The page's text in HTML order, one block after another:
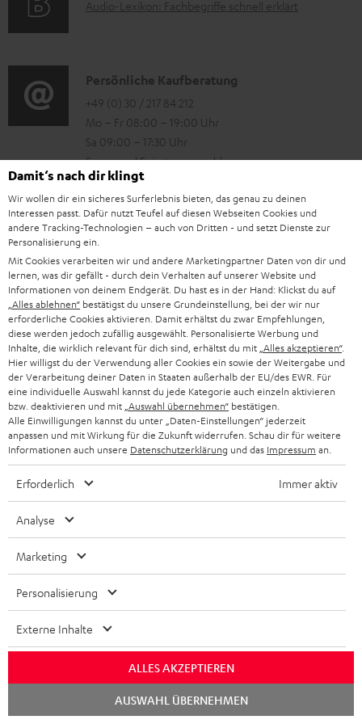
n
m
V
e
r
a
n
d
i
e
n
z
u
r
G
a
r
a
n
t
i
e
t
g
e
r
ä
t
e
R
ü
c
k
n
a
h
m
e
A
i
o
-
L
e
x
i
k
o
n
Audio-Lexikon: Fachbegriffe schnell erklärt
K
o
n
t
a
k
t
d
a
t
e
n
Persönliche Kaufberatung
+49 (0) 30 / 217 84 212
Mo – Fr 08:00 – 19:00 Uhr
Sa 09:00 – 17:30 Uhr
Sonn- und Feiertage geschlossen
Teufel Support
Häufige Fragen
Kontakt
Store Finder
Erlebe unsere Produkte hautnah und lass dich
persönlich im Store beraten.
Übersicht
1Gültig bis längstens zum 15.08.2026 23:59 Uhr.Eine Barauszahlung ist nicht
möglich. Der Gutschein gilt nur für Privatkunden. Kann nicht in
Kombination mit anderen Aktionsgutscheinen eingelöst werden. Der
Weiterverkauf von Aktionsgutscheinen ist untersagt. Der Gutschein verliert
im Falle eines Verkaufs seine Gültigkeit. Die genauen Bedingungen
entnehmen Sie bitte denAGB.
9 Teufel Stores
Mehr als 45 Jahre Erfahrung
Damit‘s nach dir klingt
Wir wollen dir ein sicheres Surferlebnis bieten, das genau zu deinen
Interessen passt. Dafür nutzt Teufel auf diesen Webseiten Cookies und
andere Tracking-Technologien – auch von Dritten - und setzt Dienste zur
Personalisierung ein.
Mit Cookies verarbeiten wir und andere Marketingpartner Daten von dir und
lernen, was dir gefällt - durch dein Verhalten auf unserer Website und
Informationen von deinem Endgerät. Du hast es in der Hand: Klickst du auf
„Alles ablehnen“ bestätigst du unsere Grundeinstellung, bei der wir nur
erforderliche Cookies aktivieren. Damit erhältst du zwar Empfehlungen,
diese werden jedoch zufällig ausgewählt. Personalisierte Werbung und
Inhalte, die wirklich relevant für dich sind, erhältst du mit „Alles akzeptieren“.
Hier willigst du der Verwendung aller Cookies ein sowie der Weitergabe und
der Verarbeitung deiner Daten in Staaten außerhalb der EU/des EWR. Für
eine individuelle Auswahl kannst du jede Kategorie auch einzeln aktivieren
bzw. deaktivieren und mit „Auswahl übernehmen“ bestätigen.
Alle Einwilligungen kannst du unter „Daten-Einstellungen“ jederzeit
anpassen und mit Wirkung für die Zukunft widerrufen. Schau dir für weitere
Informationen auch unsere Datenschutzerklärung und das Impressum an.
Erforderlich Immer aktiv
Analyse
Marketing
Personalisierung
Externe Inhalte
ALLES AKZEPTIEREN
AUSWAHL ÜBERNEHMEN